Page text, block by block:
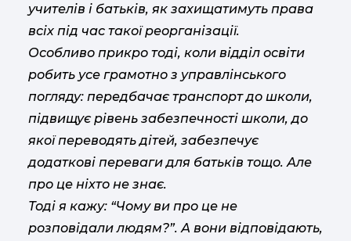
учителів і батьків, як захищатимуть права
всіх під час такої реорганізації.
Особливо прикро тоді, коли відділ освіти
робить усе грамотно з управлінського
погляду: передбачає транспорт до школи,
підвищує рівень забезпечності школи, до
якої переводять дітей, забезпечує
додаткові переваги для батьків тощо. Але
про це ніхто не знає.
Тоді я кажу: “Чому ви про це не
розповідали людям?”. А вони відповідають,